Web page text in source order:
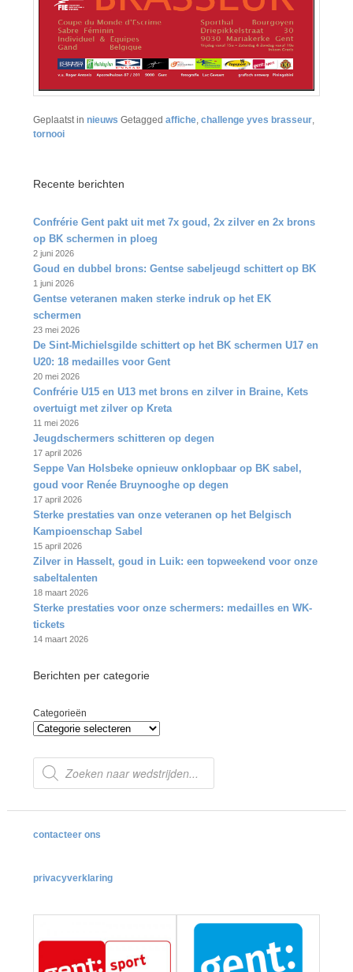
Geplaatst in nieuws Getagged affiche, challenge yves brasseur,
tornooi
Recente berichten
Confrérie Gent pakt uit met 7x goud, 2x zilver en 2x brons
op BK schermen in ploeg
2 juni 2026
Goud en dubbel brons: Gentse sabeljeugd schittert op BK
1 juni 2026
Gentse veteranen maken sterke indruk op het EK
schermen
23 mei 2026
De Sint‑Michielsgilde schittert op het BK schermen U17 en
U20: 18 medailles voor Gent
20 mei 2026
Confrérie U15 en U13 met brons en zilver in Braine, Kets
overtuigt met zilver op Kreta
11 mei 2026
Jeugdschermers schitteren op degen
17 april 2026
Seppe Van Holsbeke opnieuw onklopbaar op BK sabel,
goud voor Renée Bruynooghe op degen
17 april 2026
Sterke prestaties van onze veteranen op het Belgisch
Kampioenschap Sabel
15 april 2026
Zilver in Hasselt, goud in Luik: een topweekend voor onze
sabeltalenten
18 maart 2026
Sterke prestaties voor onze schermers: medailles en WK-
tickets
14 maart 2026
Berichten per categorie
Categorieën
Producten
zoeken
contacteer ons
privacyverklaring